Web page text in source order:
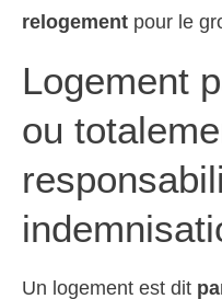
relogement pour le
Logement
ou
Un logement est dit